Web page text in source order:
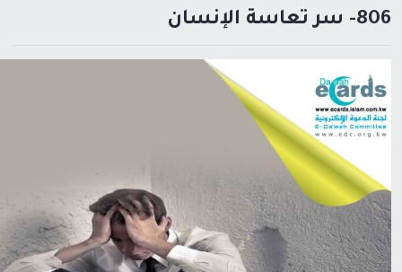
806- سر تعاسة الإنسان